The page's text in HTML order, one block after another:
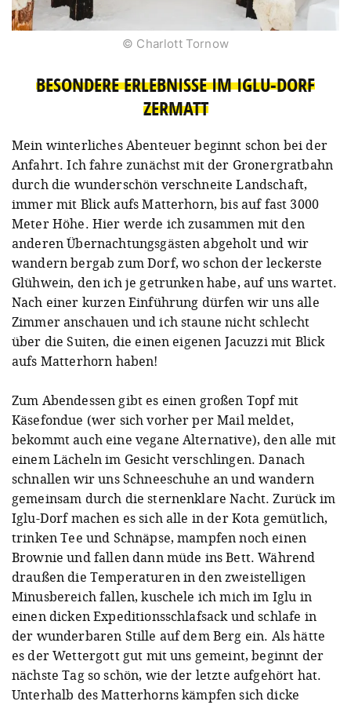
© Charlott Tornow
BESONDERE ERLEBNISSE IM IGLU-DORF
ZERMATT
Mein winterliches Abenteuer beginnt schon bei der
Anfahrt. Ich fahre zunächst mit der Gronergratbahn
durch die wunderschön verschneite Landschaft,
immer mit Blick aufs Matterhorn, bis auf fast 3000
Meter Höhe. Hier werde ich zusammen mit den
anderen Übernachtungsgästen abgeholt und wir
wandern bergab zum Dorf, wo schon der leckerste
Glühwein, den ich je getrunken habe, auf uns wartet.
Nach einer kurzen Einführung dürfen wir uns alle
Zimmer anschauen und ich staune nicht schlecht
über die Suiten, die einen eigenen Jacuzzi mit Blick
aufs Matterhorn haben!
Zum Abendessen gibt es einen großen Topf mit
Käsefondue (wer sich vorher per Mail meldet,
bekommt auch eine vegane Alternative), den alle mit
einem Lächeln im Gesicht verschlingen. Danach
schnallen wir uns Schneeschuhe an und wandern
gemeinsam durch die sternenklare Nacht. Zurück im
Iglu-Dorf machen es sich alle in der Kota gemütlich,
trinken Tee und Schnäpse, mampfen noch einen
Brownie und fallen dann müde ins Bett. Während
draußen die Temperaturen in den zweistelligen
Minusbereich fallen, kuschele ich mich im Iglu in
einen dicken Expeditionsschlafsack und schlafe in
der wunderbaren Stille auf dem Berg ein. Als hätte
es der Wettergott gut mit uns gemeint, beginnt der
nächste Tag so schön, wie der letzte aufgehört hat.
Unterhalb des Matterhorns kämpfen sich dicke